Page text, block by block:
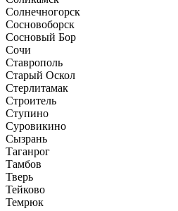
Солнечногорск
Сосновоборск
Сосновый Бор
Сочи
Ставрополь
Старый Оскол
Стерлитамак
Строитель
Ступино
Суровикино
Сызрань
Таганрог
Тамбов
Тверь
Тейково
Темрюк